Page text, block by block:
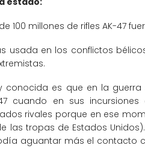
100 millones de rifles AK-47
usada en los conflictos
conocida es que en la
cuando en sus
rivales porque en ese
las tropas de Estados
aguantar más el contacto